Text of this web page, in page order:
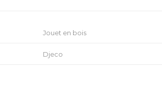
Jouet en bois
Djeco